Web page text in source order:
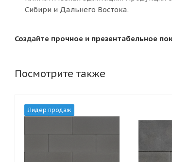
Сибири и Дальнего Востока.
Создайте прочное и презентабельное
Посмотрите также
Лидер продаж